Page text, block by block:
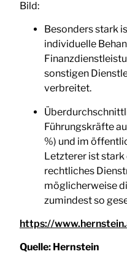
Bild:
Besonders stark
individuelle
sonstigen
verbreitet.
Führungskräfte
%) und im
Letzterer ist
rechtliches
möglicherweise
zumindest so
https://
Quelle: Hernstein